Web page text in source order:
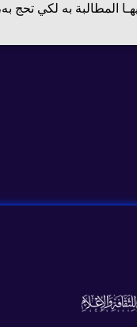
المطالبة به لكي تحج